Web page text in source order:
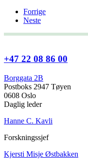
Forrige
Neste
+47 22 08 86 00
Borggata 2B
Postboks 2947 Tøyen
0608 Oslo
Daglig leder
Hanne C. Kavli
Forskningssjef
Kjersti Misje Østbakken